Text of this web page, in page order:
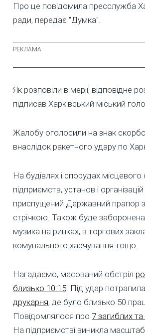
Про це повідомила пресслужба
ради, передає "Думка".
Як розповіли в мерії, відповідне
підписав Харківський міський
Жалобу оголосили на знак
внаслідок ракетного удару по
На будівлях і спорудах
підприємств, установ і
приспущений Державний прапор
стрічкою. Також буде
музика на ринках, в торгових
комунального харчування тощо.
Нагадаємо, масований обстріл
близько 10:15 . Під удар потрапила
друкарня, де було близько 50
Повідомлялося про 7 загиблих
На підприємстві виникла